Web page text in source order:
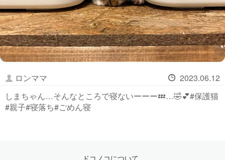
ロンママ
2023.06.12
しまちゃん…そんなところで寝ないーーー💤…🤣💕#保護猫
#親子#寝落ち#ごめん寝